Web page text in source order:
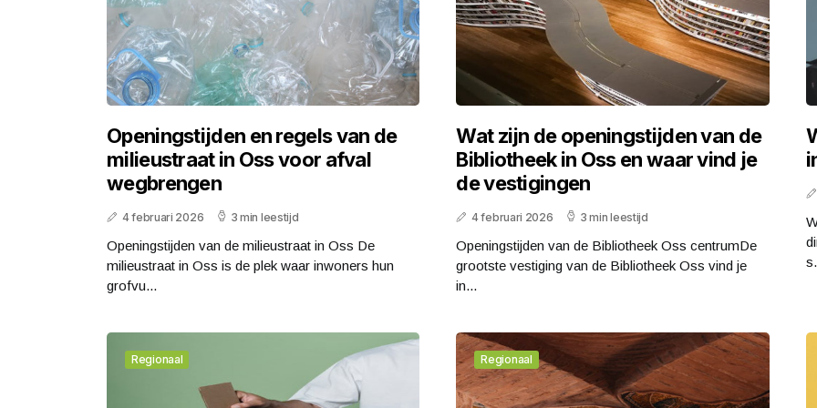
Openingstijden en regels van de
milieustraat in Oss voor afval
wegbrengen
4 februari 2026 3 min leestijd
Openingstijden van de milieustraat in Oss De
milieustraat in Oss is de plek waar inwoners hun
grofvu...
Wat zijn de openingstijden van de
Bibliotheek in Oss en waar vind je
de vestigingen
4 februari 2026 3 min leestijd
Openingstijden van de Bibliotheek Oss centrumDe
grootste vestiging van de Bibliotheek Oss vind je
in...
Regionaal Regionaal